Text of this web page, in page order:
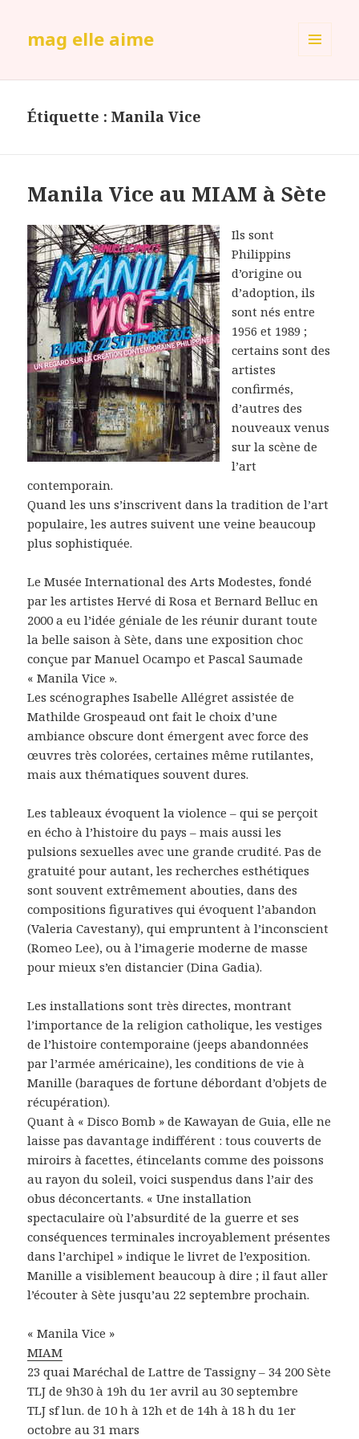
mag elle aime
Étiquette :Manila Vice
Manila Vice au MIAM à Sète
Ils sont
Philippins
d’origine ou
d’adoption, ils
sont nés entre
1956 et 1989 ;
certains sont des
artistes
confirmés,
d’autres des
nouveaux venus
sur la scène de
l’art
contemporain.
Quand les uns s’inscrivent dans la tradition de l’art
populaire, les autres suivent une veine beaucoup
plus sophistiquée.
Le Musée International des Arts Modestes, fondé
par les artistes Hervé di Rosa et Bernard Belluc en
2000 a eu l’idée géniale de les réunir durant toute
la belle saison à Sète, dans une exposition choc
conçue par Manuel Ocampo et Pascal Saumade
« Manila Vice ».
Les scénographes Isabelle Allégret assistée de
Mathilde Grospeaud ont fait le choix d’une
ambiance obscure dont émergent avec force des
œuvres très colorées, certaines même rutilantes,
mais aux thématiques souvent dures.
Les tableaux évoquent la violence – qui se perçoit
en écho à l’histoire du pays – mais aussi les
pulsions sexuelles avec une grande crudité. Pas de
gratuité pour autant, les recherches esthétiques
sont souvent extrêmement abouties, dans des
compositions figuratives qui évoquent l’abandon
(Valeria Cavestany), qui empruntent à l’inconscient
(Romeo Lee), ou à l’imagerie moderne de masse
pour mieux s’en distancier (Dina Gadia).
Les installations sont très directes, montrant
l’importance de la religion catholique, les vestiges
de l’histoire contemporaine (jeeps abandonnées
par l’armée américaine), les conditions de vie à
Manille (baraques de fortune débordant d’objets de
récupération).
Quant à « Disco Bomb » de Kawayan de Guia, elle ne
laisse pas davantage indifférent : tous couverts de
miroirs à facettes, étincelants comme des poissons
au rayon du soleil, voici suspendus dans l’air des
obus déconcertants. « Une installation
spectaculaire où l’absurdité de la guerre et ses
conséquences terminales incroyablement présentes
dans l’archipel » indique le livret de l’exposition.
Manille a visiblement beaucoup à dire ; il faut aller
l’écouter à Sète jusqu’au 22 septembre prochain.
« Manila Vice »
MIAM
23 quai Maréchal de Lattre de Tassigny – 34 200 Sète
TLJ de 9h30 à 19h du 1er avril au 30 septembre
TLJ sf lun. de 10 h à 12h et de 14h à 18 h du 1er
octobre au 31 mars